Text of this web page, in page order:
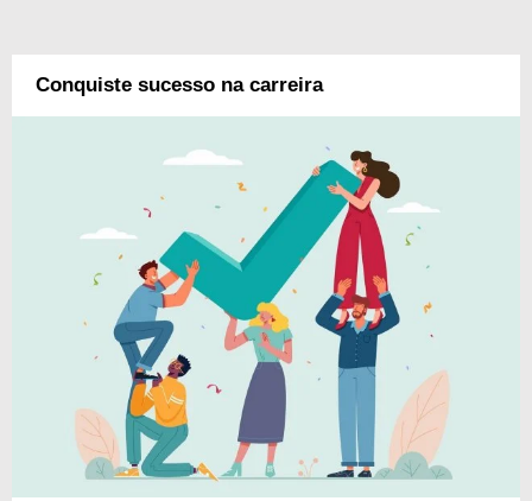
Conquiste sucesso na carreira